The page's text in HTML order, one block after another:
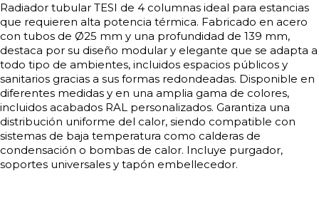
Radiador tubular TESI de 4 columnas ideal para estancias
que requieren alta potencia térmica. Fabricado en acero
con tubos de Ø25 mm y una profundidad de 139 mm,
destaca por su diseño modular y elegante que se adapta a
todo tipo de ambientes, incluidos espacios públicos y
sanitarios gracias a sus formas redondeadas. Disponible en
diferentes medidas y en una amplia gama de colores,
incluidos acabados RAL personalizados. Garantiza una
distribución uniforme del calor, siendo compatible con
sistemas de baja temperatura como calderas de
condensación o bombas de calor. Incluye purgador,
soportes universales y tapón embellecedor.